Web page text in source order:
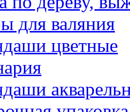
для валяния
цветные